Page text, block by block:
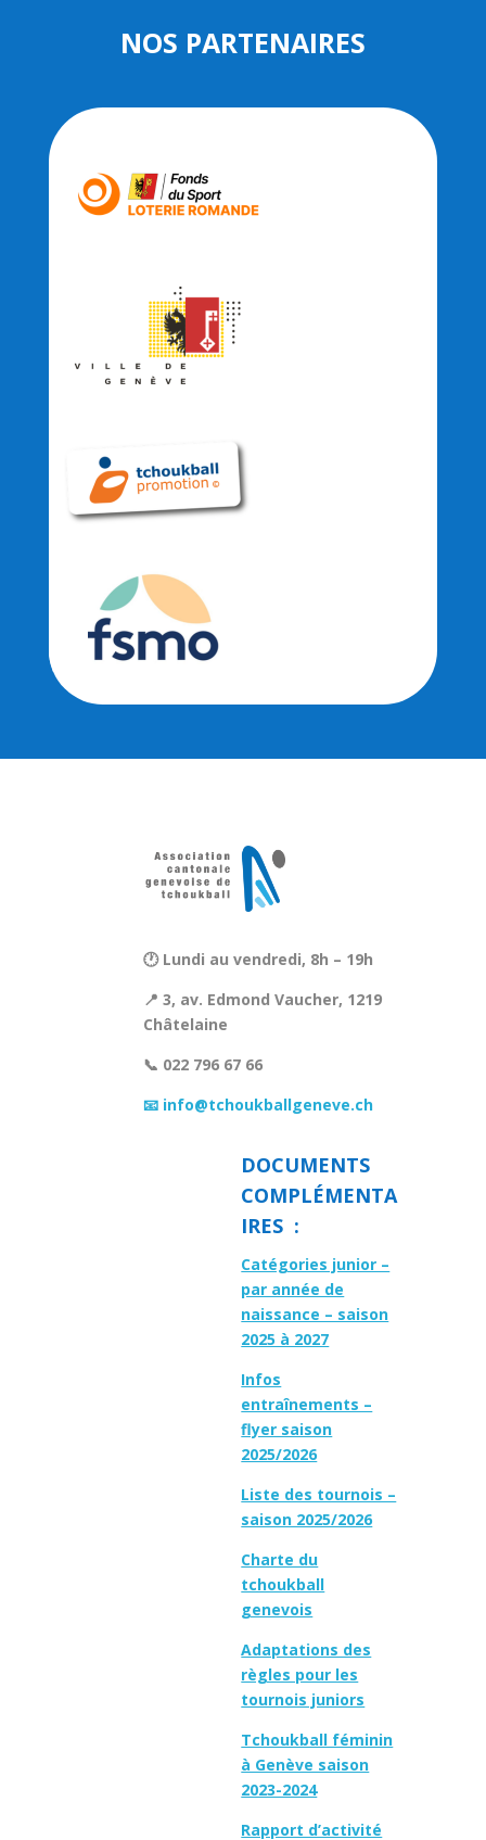
NOS PARTENAIRES
🕐 Lundi au vendredi, 8h – 19h
📍 3, av. Edmond Vaucher, 1219
Châtelaine
📞 022 796 67 66
📧 info@tchoukballgeneve.ch
DOCUMENTS
COMPLÉMENTA
IRES :
Catégories junior –
par année de
naissance – saison
2025 à 2027
Infos
entraînements –
flyer saison
2025/2026
Liste des tournois –
saison 2025/2026
Charte du
tchoukball
genevois
Adaptations des
règles pour les
tournois juniors
Tchoukball féminin
à Genève saison
2023-2024
Rapport d’activité